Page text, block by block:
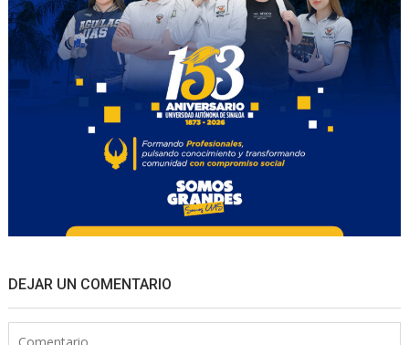
DEJAR UN COMENTARIO